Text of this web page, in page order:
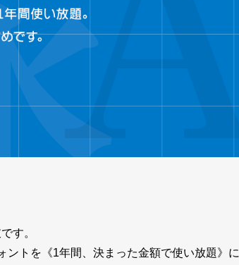
す。
トを《1年間、決まった金額で使い放題》に